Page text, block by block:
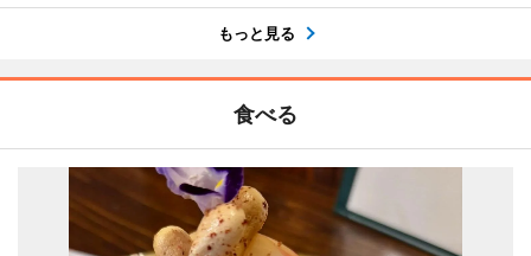
もっと見る
食べる